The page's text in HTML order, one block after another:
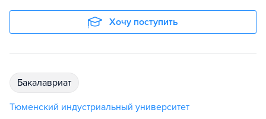
Хочу поступить
бакалавриат
Тюменский индустриальный университет